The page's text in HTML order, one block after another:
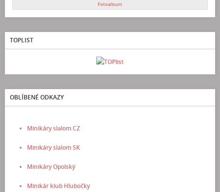
Fotoalbum
TOPLIST
OBLÍBENÉ ODKAZY
Minikáry slalom CZ
Minikáry slalom SK
Minikáry Opolský
Minikár klub Hlubočky